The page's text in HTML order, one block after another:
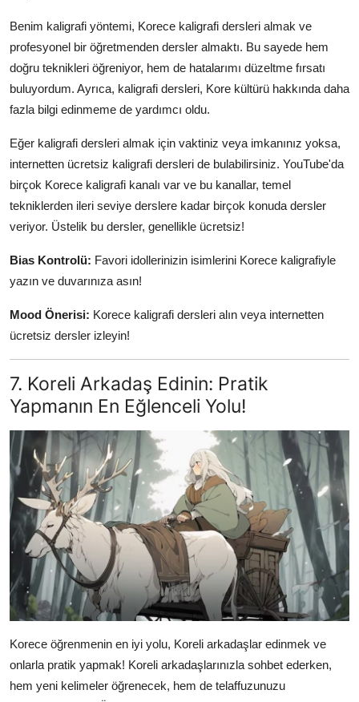
Benim kaligrafi yöntemi, Korece kaligrafi dersleri almak ve
profesyonel bir öğretmenden dersler almaktı. Bu sayede hem
doğru teknikleri öğreniyor, hem de hatalarımı düzeltme fırsatı
buluyordum. Ayrıca, kaligrafi dersleri, Kore kültürü hakkında daha
fazla bilgi edinmeme de yardımcı oldu.
Eğer kaligrafi dersleri almak için vaktiniz veya imkanınız yoksa,
internetten ücretsiz kaligrafi dersleri de bulabilirsiniz. YouTube'da
birçok Korece kaligrafi kanalı var ve bu kanallar, temel
tekniklerden ileri seviye derslere kadar birçok konuda dersler
veriyor. Üstelik bu dersler, genellikle ücretsiz!
Bias Kontrolü: Favori idollerinizin isimlerini Korece kaligrafiyle
yazın ve duvarınıza asın!
Mood Önerisi: Korece kaligrafi dersleri alın veya internetten
ücretsiz dersler izleyin!
7. Koreli Arkadaş Edinin: Pratik
Yapmanın En Eğlenceli Yolu!
Korece öğrenmenin en iyi yolu, Koreli arkadaşlar edinmek ve
onlarla pratik yapmak! Koreli arkadaşlarınızla sohbet ederken,
hem yeni kelimeler öğrenecek, hem de telaffuzunuzu